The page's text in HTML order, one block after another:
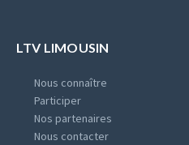
LTV LIMOUSIN
Nous connaître
Participer
Nos partenaires
Nous contacter